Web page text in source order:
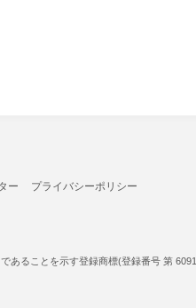
ー プライバシーポリシー
あることを示す登録商標(登録番号 第 6091